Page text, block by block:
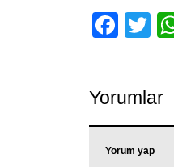
Yorumlar
Yorum yap